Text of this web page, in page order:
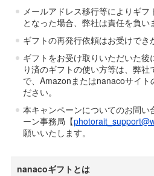
メールアドレス移行等によりギ
となった場合、弊社は責任を負い
ギフトの再発行依頼はお受けでき
ギフトをお受け取りいただいた後
り済のギフトの使い方等は、弊
で、Amazonまたはnanacoサイト
ださい。
本キャンペーンについてのお問
ーン事務局【
願いいたします。
nanacoギフトとは